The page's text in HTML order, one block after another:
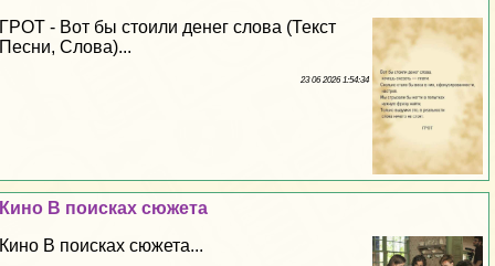
ГРОТ - Вот бы стоили денег слова (Текст
Песни, Слова)...
23 06 2026 1:54:34
Кино В поисках сюжета
Кино В поисках сюжета...